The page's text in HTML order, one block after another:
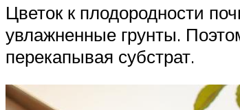
Цветок к плодородности
увлажненные грунты.
перекапывая субстрат.